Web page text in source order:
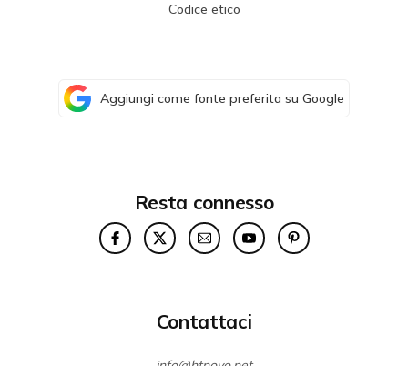
Codice etico
Aggiungi come fonte preferita su Google
Resta connesso
Contattaci